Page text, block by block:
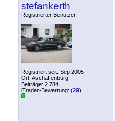
stefankerth
Registrierter Benutzer
Registriert seit: Sep 2005
Ort: Aschaffenburg
Beiträge: 2.784
iTrader-Bewertung: (29)